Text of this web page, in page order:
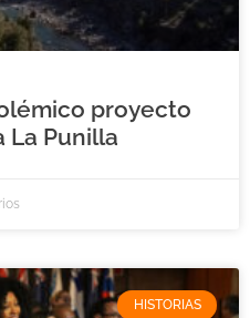
proyecto
La Punilla
HISTORIAS